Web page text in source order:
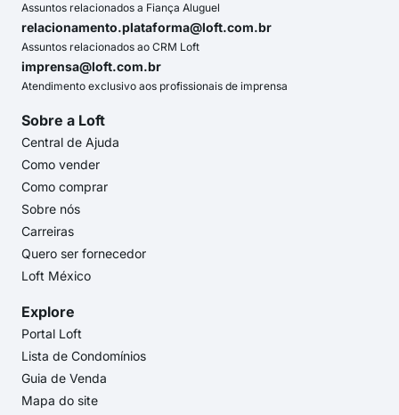
Assuntos relacionados a Fiança Aluguel
relacionamento.plataforma@loft.com.br
Assuntos relacionados ao CRM Loft
imprensa@loft.com.br
Atendimento exclusivo aos profissionais de imprensa
Sobre a Loft
Central de Ajuda
Como vender
Como comprar
Sobre nós
Carreiras
Quero ser fornecedor
Loft México
Explore
Portal Loft
Lista de Condomínios
Guia de Venda
Mapa do site